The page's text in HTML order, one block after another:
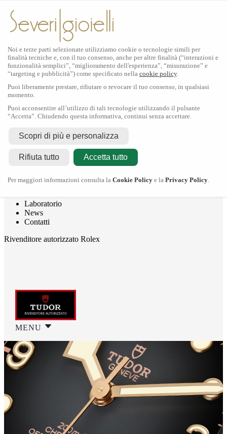
Rolex
Rolex Certified Pre-Owned
Crivelli
Pomellato
Severi Gioielli
Laboratorio
News
Contatti
Rivenditore autorizzato Rolex
MENU
Noi e terze parti selezionate utilizziamo cookie o tecnologie simili per
finalità tecniche e, con il tuo consenso, anche per altre finalità (“interazioni e
funzionalità semplici”, “miglioramento dell'esperienza”, “misurazione” e
“targeting e pubblicità”) come specificato nella cookie policy.
Puoi liberamente prestare, rifiutare o revocare il tuo consenso, in qualsiasi
momento.
Puoi acconsentire all’utilizzo di tali tecnologie utilizzando il pulsante
“Accetta”. Chiudendo questa informativa, continui senza accettare.
Scopri di più e personalizza
Rifiuta tutto Accetta tutto
Per maggiori informazioni consulta la Cookie Policy e la Privacy Policy.